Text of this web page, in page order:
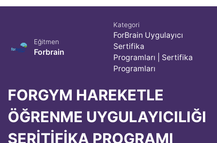
Eğitmen
Forbrain
Kategori
ForBrain Uygulayıcı
Sertifika
Programları
Sertifika
Programları
FORGYM HAREKETLE
ÖĞRENME UYGULAYICILIĞI
SERİTİFİKA PROGRAMI